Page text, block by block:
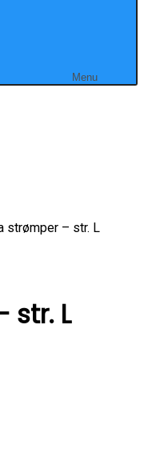
Menu
strømper – str. L
str. L